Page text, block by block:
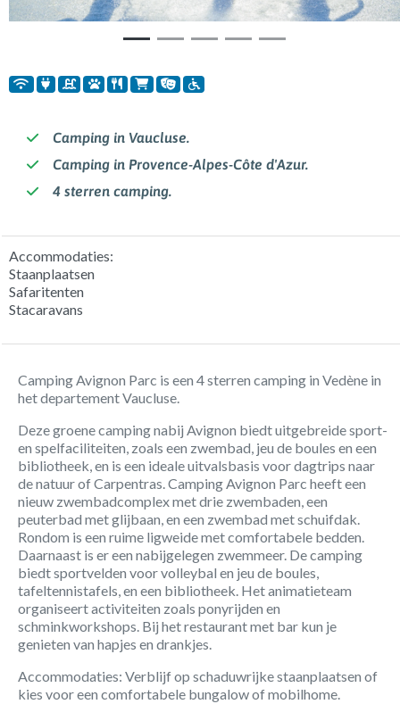
Camping in Vaucluse.
Camping in Provence-Alpes-Côte d'Azur.
4 sterren camping.
Accommodaties:
Staanplaatsen
Safaritenten
Stacaravans
Camping Avignon Parc is een 4 sterren camping in Vedène in
het departement Vaucluse.
Deze groene camping nabij Avignon biedt uitgebreide sport-
en spelfaciliteiten, zoals een zwembad, jeu de boules en een
bibliotheek, en is een ideale uitvalsbasis voor dagtrips naar
de natuur of Carpentras. Camping Avignon Parc heeft een
nieuw zwembadcomplex met drie zwembaden, een
peuterbad met glijbaan, en een zwembad met schuifdak.
Rondom is een ruime ligweide met comfortabele bedden.
Daarnaast is er een nabijgelegen zwemmeer. De camping
biedt sportvelden voor volleybal en jeu de boules,
tafeltennistafels, en een bibliotheek. Het animatieteam
organiseert activiteiten zoals ponyrijden en
schminkworkshops. Bij het restaurant met bar kun je
genieten van hapjes en drankjes.
Accommodaties: Verblijf op schaduwrijke staanplaatsen of
kies voor een comfortabele bungalow of mobilhome.